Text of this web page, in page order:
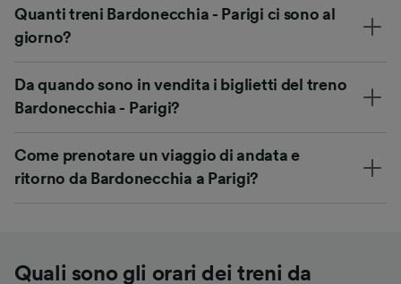
Quanti treni Bardonecchia - Parigi ci sono al
giorno?
Da quando sono in vendita i biglietti del treno
Bardonecchia - Parigi?
Come prenotare un viaggio di andata e
ritorno da Bardonecchia a Parigi?
Quali sono gli orari dei treni da